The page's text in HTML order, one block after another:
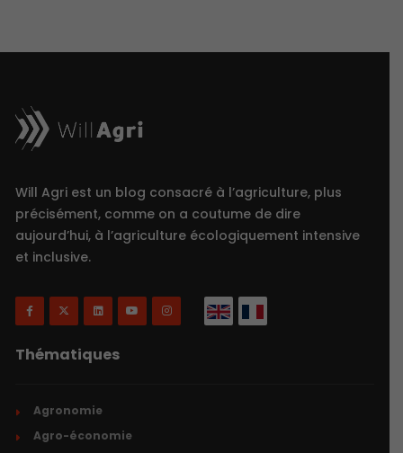
Will Agri est un blog consacré à l’agriculture, plus
précisément, comme on a coutume de dire
aujourd’hui, à l’agriculture écologiquement intensive
et inclusive.
Thématiques
Agronomie
Agro-économie